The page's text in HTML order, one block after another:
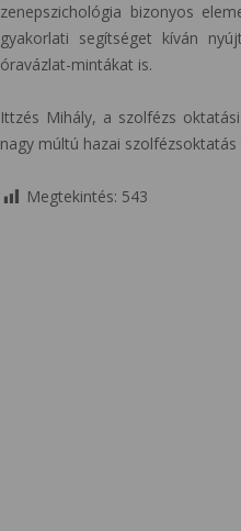
zenepszichológia bizonyos
gyakorlati segítséget kíván
óravázlat-mintákat is.
Ittzés Mihály, a szolfézs
nagy múltú hazai
Megtekintés: 543